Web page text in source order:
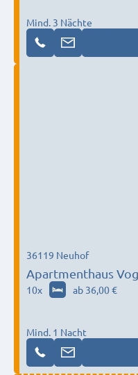
Mind. 3 Nächte
Apartmenthaus
36119 Neuhof
10x ab 36,00 €
Mind. 1 Nacht